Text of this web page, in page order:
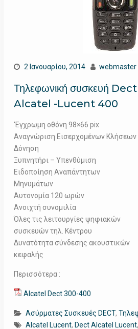
2 Ιανουαρίου, 2014 webmaster
Τηλεφωνική συσκευή Dect
Alcatel -Lucent 400
‘Εγχρωμη οθόνη 98×66 pix
Αναγνώριση Εισερχομένων Κλήσεων
Δόνηση
Ξυπνητήρι – Υπενθύμιση
Ειδοποίηση Αναπάντητων
Μηνυμάτων
Αυτονομία 120 ωρών
Ανοιχτή συνομιλία
Όλες τις λειτουργίες ψηφιακών
συσκευών τηλ. Κέντρου
Δυνατότητα σύνδεσης ακουστικών
κεφαλής
Περισσότερα :
Alcatel Dect 300-400
Ασύρματες Συσκευές DECT,
Alcatel Lucent, Dect Alcatel Lucent,